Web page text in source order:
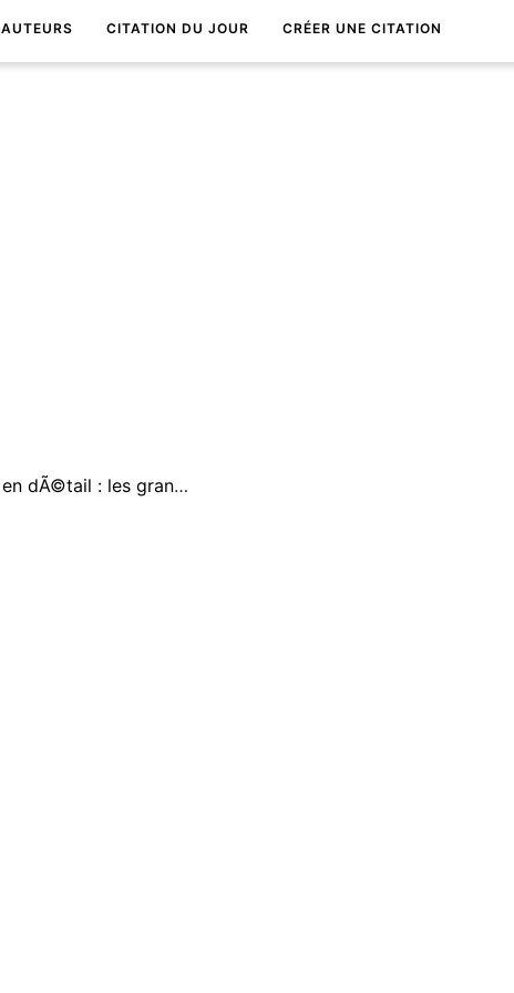
AUTEURS CITATION DU JOUR CRÉER UNE CITATION
Il y a peu de belles vies en dÃ©tail : les grands hommes ne le sont qu'en gros.